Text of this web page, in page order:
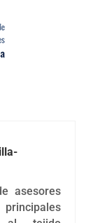
asesores